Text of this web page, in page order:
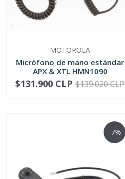
MOTOROLA
Micrófono de mano estándar
APX & XTL HMN1090
+
-
$131.900 CLP $139.020 CLP
-7%